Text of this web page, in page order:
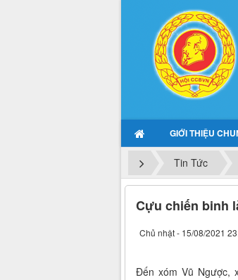
GIỚI THIỆU
Tin Tức
Cựu chiến binh
Chủ nhật - 15/08/2021
Đến xóm Vũ Ngược,